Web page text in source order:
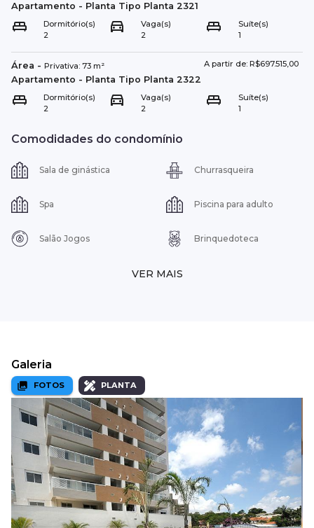
Apartamento - Planta Tipo Planta 2321
Dormitório(s)
2
Vaga(s)
2
Suíte(s)
1
Área - Privativa: 73 m² A partir de: R$697.515,00
Apartamento - Planta Tipo Planta 2322
Dormitório(s)
2
Vaga(s)
2
Suíte(s)
1
Comodidades do condomínio
Sala de ginástica Churrasqueira
Spa Piscina para adulto
Salão Jogos Brinquedoteca
VER MAIS
Galeria
FOTOS PLANTA